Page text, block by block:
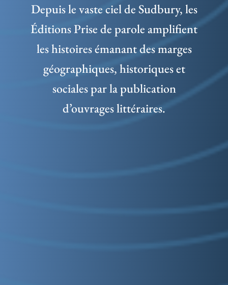
Depuis le vaste ciel de Sudbury, les
Éditions Prise de parole amplifient
les histoires émanant des marges
géographiques, historiques et
sociales par la publication
d’ouvrages littéraires.